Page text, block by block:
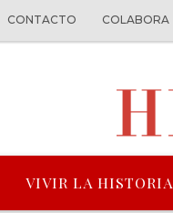
CONTACTO COLABORA
VIVIR LA HISTORIA